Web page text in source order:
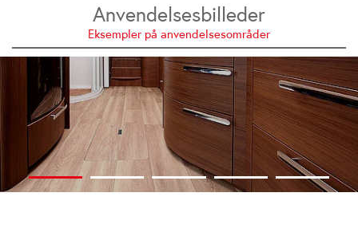
Anvendelsesbilleder
Eksempler på anvendelsesområder